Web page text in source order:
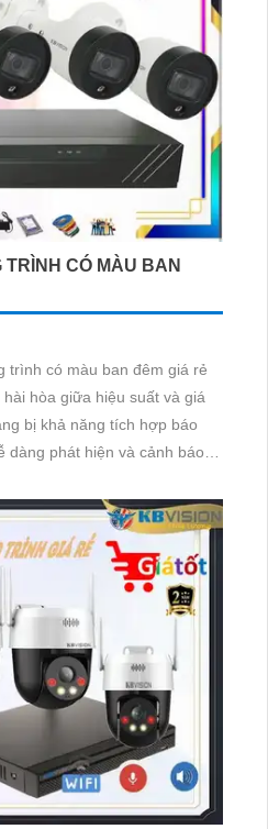
TRÌNH CÓ MÀU BAN
trình có màu ban đêm giá rẻ
hòa giữa hiệu suất và giá
dàng phát hiện và cảnh báo
ưu tiên chiết khấu cao, đảm
tiêu dùng